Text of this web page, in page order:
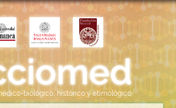
biológico, histórico y etimológico